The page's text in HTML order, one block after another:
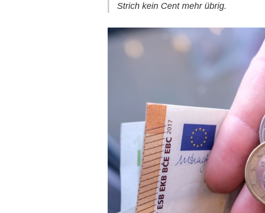
Strich kein Cent mehr übrig.